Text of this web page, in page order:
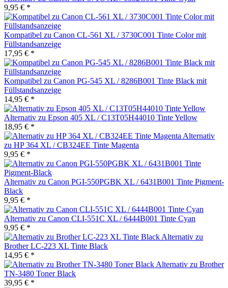
9,95 € *
Kompatibel zu Canon CL-561 XL / 3730C001 Tinte Color mit
Füllstandsanzeige
17,95 € *
Kompatibel zu Canon PG-545 XL / 8286B001 Tinte Black mit
Füllstandsanzeige
14,95 € *
Alternativ zu Epson 405 XL / C13T05H44010 Tinte Yellow
18,95 € *
Alternativ
zu HP 364 XL / CB324EE Tinte Magenta
9,95 € *
Alternativ zu Canon PGI-550PGBK XL / 6431B001 Tinte Pigment-
Black
9,95 € *
Alternativ zu Canon CLI-551C XL / 6444B001 Tinte Cyan
9,95 € *
Alternativ zu
Brother LC-223 XL Tinte Black
14,95 € *
Alternativ zu Brother
TN-3480 Toner Black
39,95 € *